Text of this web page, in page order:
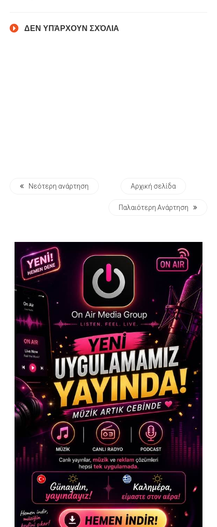
ΔΕΝ ΥΠΆΡΧΟΥΝ ΣΧΌΛΙΑ
Νεότερη ανάρτηση Αρχική σελίδα
Παλαιότερη Ανάρτηση